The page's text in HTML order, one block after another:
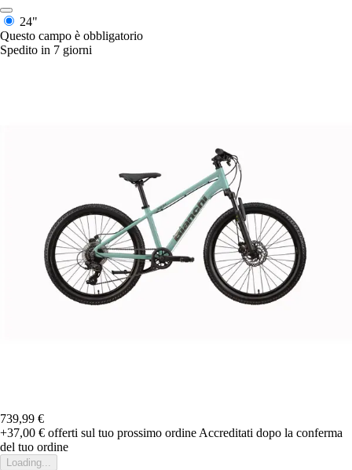
24"
Questo campo è obbligatorio
Spedito in 7 giorni
739,99 €
+37,00 € offerti sul tuo prossimo ordine Accreditati dopo la conferma
del tuo ordine
Loading...